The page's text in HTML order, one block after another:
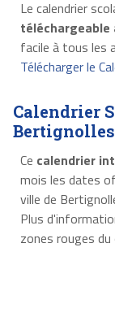
Le calendrier
téléchargeable
facile à tous les
Télécharger le
Calendrier
Bertignolles
Ce calendrier
mois les dates
ville de
Plus
zones rouges du